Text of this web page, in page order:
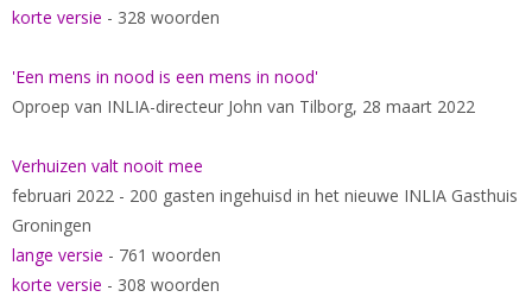
korte versie - 328 woorden
'Een mens in nood is een mens in nood'
Oproep van INLIA-directeur John van Tilborg, 28 maart 2022
Verhuizen valt nooit mee
februari 2022 - 200 gasten ingehuisd in het nieuwe INLIA Gasthuis
Groningen
lange versie - 761 woorden
korte versie - 308 woorden